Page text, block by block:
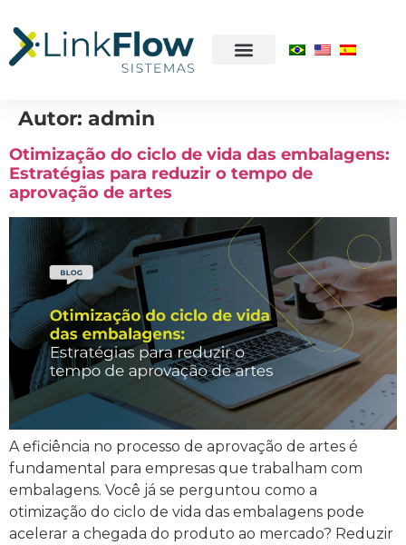
Autor: admin
Otimização do ciclo de vida das embalagens:
Estratégias para reduzir o tempo de
aprovação de artes
A eficiência no processo de aprovação de artes é
fundamental para empresas que trabalham com
embalagens. Você já se perguntou como a
otimização do ciclo de vida das embalagens pode
acelerar a chegada do produto ao mercado? Reduzir